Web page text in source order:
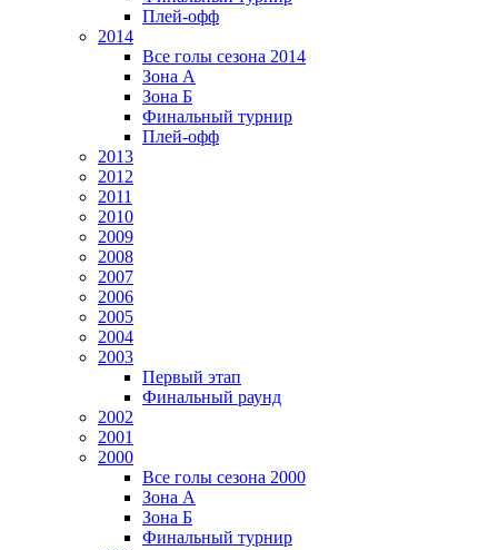
Плей-офф
2014
Все голы сезона 2014
Зона А
Зона Б
Финальный турнир
Плей-офф
2013
2012
2011
2010
2009
2008
2007
2006
2005
2004
2003
Первый этап
Финальный раунд
2002
2001
2000
Все голы сезона 2000
Зона А
Зона Б
Финальный турнир